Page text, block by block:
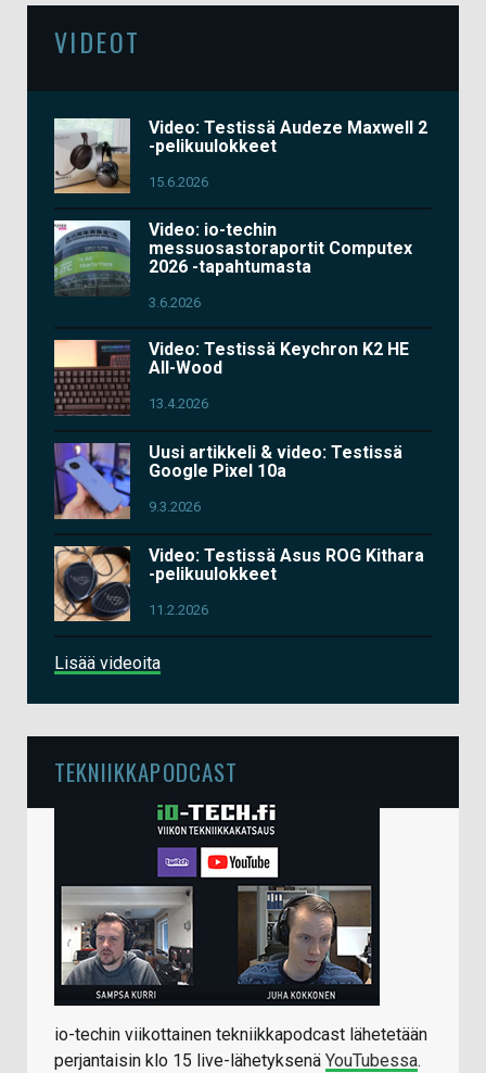
VIDEOT
Video: Testissä Audeze Maxwell 2
-pelikuulokkeet
15.6.2026
Video: io-techin
messuosastoraportit Computex
2026 -tapahtumasta
3.6.2026
Video: Testissä Keychron K2 HE
All-Wood
13.4.2026
Uusi artikkeli & video: Testissä
Google Pixel 10a
9.3.2026
Video: Testissä Asus ROG Kithara
-pelikuulokkeet
11.2.2026
Lisää videoita
TEKNIIKKAPODCAST
io-techin viikottainen tekniikkapodcast lähetetään
perjantaisin klo 15 live-lähetyksenä YouTubessa.